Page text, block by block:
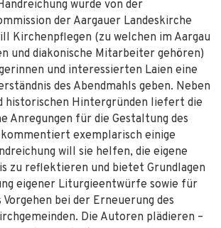
wurde von der
der Aargauer Landeskirche
Kirchenpflegen (zu welchen im Aargau
und diakonische Mitarbeiter gehören)
und interessierten Laien eine
des Abendmahls geben. Neben
historischen Hintergründen liefert die
Anregungen für die Gestaltung des
kommentiert exemplarisch einige
will sie helfen, die eigene
zu reflektieren und bietet Grundlagen
eigener Liturgieentwürfe sowie für
bei der Erneuerung des
Die Autoren plädieren –